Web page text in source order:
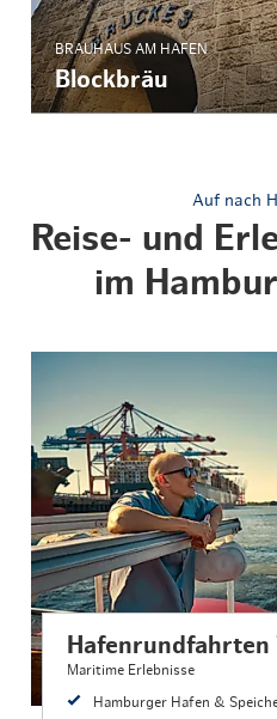
BRAUHAUS AM HAFEN
Blockbräu
Auf nach
Reise- und
im
Hafenrundfahrten
Maritime Erlebnisse
Hamburger Hafen &